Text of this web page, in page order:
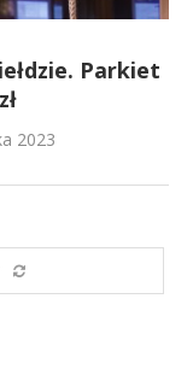
Parkiet
2023